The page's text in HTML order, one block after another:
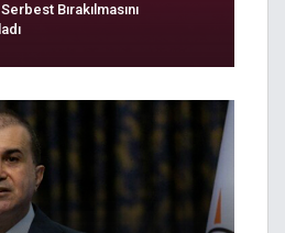
Bırakılmasını